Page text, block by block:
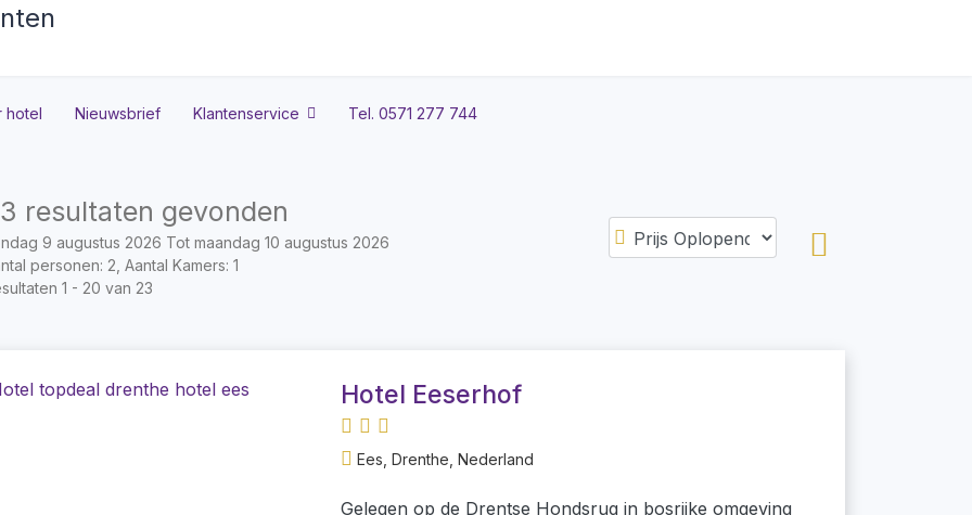
hotel Nieuwsbrief Klantenservice Tel. 0571 277 744
resultaten gevonden
9 augustus 2026 Tot maandag 10 augustus 2026
personen: 2, Aantal Kamers: 1
1 - 20 van 23
Hotel Eeserhof
Ees, Drenthe, Nederland
Gelegen op de Drentse Hondsrug in bosrijke omgeving